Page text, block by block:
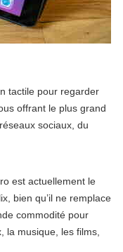
tactile pour regarder
offrant le plus grand
sociaux, du
est actuellement le
bien qu’il ne remplace
commodité pour
la musique, les films,